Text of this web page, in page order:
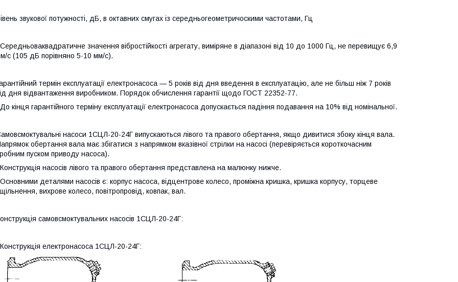
звукової потужності, дБ, в октавних смугах із середньогеометричocкими частотами, Гц
Середньоваквадратичне значення вібростійкості агрегату, виміряне в діапазоні від 10 до 1000 Гц, не перевищує 6,9
с (105 дБ порівняно 5·10 мм/с).
термін експлуатації електронасоса — 5 років від дня введення в експлуатацію, але не більш ніж 7 років
дня відвантаження виробником. Порядок обчислення гарантії щодо ГОСТ 22352-77.
До кінця гарантійного терміну експлуатації електронасоса допускається падіння подавання на 10% від номінальної.
насоси 1СЦЛ-20-24Г випускаються лівого та правого обертання, якщо дивитися збоку кінця вала.
обертання вала має збігатися з напрямком вказівної стрілки на насосі (перевіряється короткочасним
пуском приводу насоса).
Конструкція насосів лівого та правого обертання представлена на малюнку нижче.
Основними деталями насосів є: корпус насоса, відцентрове колесо, проміжна кришка, кришка корпусу, торцеве
вихрове колесо, повітропровід, ковпак, вал.
самовсмоктувальних насосів 1СЦЛ-20-24Г:
Конструкція електронасоса 1СЦЛ-20-24Г: